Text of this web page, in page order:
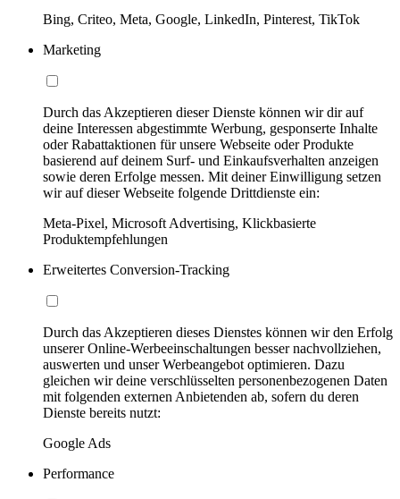
Bing, Criteo, Meta, Google, LinkedIn, Pinterest, TikTok
Marketing
Durch das Akzeptieren dieser Dienste können wir dir auf
deine Interessen abgestimmte Werbung, gesponserte Inhalte
oder Rabattaktionen für unsere Webseite oder Produkte
basierend auf deinem Surf- und Einkaufsverhalten anzeigen
sowie deren Erfolge messen. Mit deiner Einwilligung setzen
wir auf dieser Webseite folgende Drittdienste ein:
Meta-Pixel, Microsoft Advertising, Klickbasierte
Produktempfehlungen
Erweitertes Conversion-Tracking
Durch das Akzeptieren dieses Dienstes können wir den Erfolg
unserer Online-Werbeeinschaltungen besser nachvollziehen,
auswerten und unser Werbeangebot optimieren. Dazu
gleichen wir deine verschlüsselten personenbezogenen Daten
mit folgenden externen Anbietenden ab, sofern du deren
Dienste bereits nutzt:
Google Ads
Performance